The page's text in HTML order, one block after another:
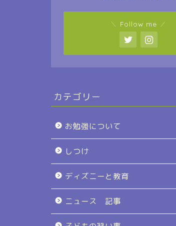
＼ Follow me ／
カテゴリー
お勉強について
しつけ
ディズニーと教育
ニュース 記事